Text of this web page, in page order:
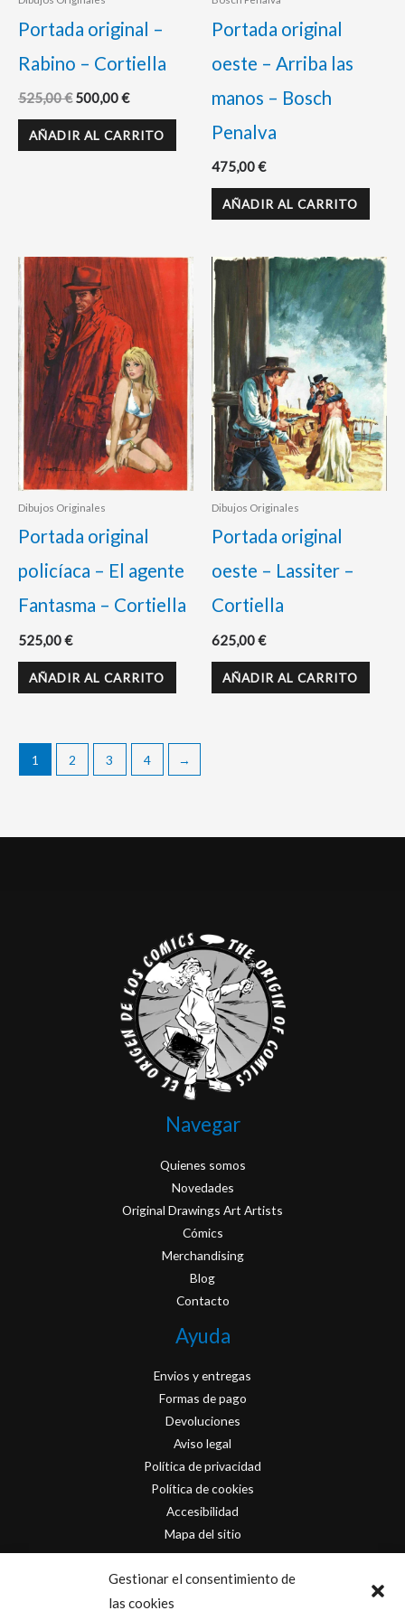
Gestionar el consentimiento de
las cookies
Portada original –
Rabino – Cortiella
525,00€ 500,00€
AÑADIR AL CARRITO
Portada original
oeste – Arriba las
manos – Bosch
Penalva
475,00€
AÑADIR AL CARRITO
Dibujos Originales
Portada original
policíaca – El agente
Fantasma – Cortiella
525,00€
AÑADIR AL CARRITO
Dibujos Originales
Portada original
oeste – Lassiter –
Cortiella
625,00€
AÑADIR AL CARRITO
1 2 3 4 →
Navegar
Quienes somos
Novedades
Original Drawings Art Artists
Cómics
Merchandising
Blog
Contacto
Ayuda
Envios y entregas
Formas de pago
Devoluciones
Aviso legal
Política de privacidad
Política de cookies
Accesibilidad
Mapa del sitio
Contacto
info@originofcomics.com